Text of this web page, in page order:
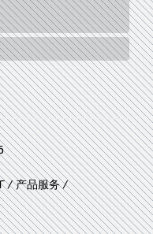
/ 产品服务 /